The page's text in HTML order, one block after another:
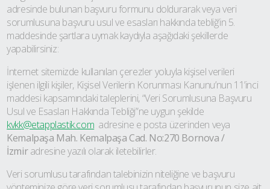
adresinde bulunan başvuru formunu doldurarak veya veri
sorumlusuna başvuru usul ve esasları hakkında tebliğ’in 5.
maddesinde şartlara uymak kaydıyla aşağıdaki şekillerde
yapabilirsiniz:
İnternet sitemizde kullanılan çerezler yoluyla kişisel verileri
işlenen ilgili kişiler, Kişisel Verilerin Korunması Kanunu’nun 11’inci
maddesi kapsamındaki taleplerini, “Veri Sorumlusuna Başvuru
Usul ve Esasları Hakkında Tebliği”ne uygun şekilde
kvkk@etapplastik.com adresine e posta üzerinden veya
Kemalpaşa Mah. Kemalpaşa Cad. No:270 Bornova /
İzmiradresine yazılı olarak iletebilirler.
Veri sorumlusu tarafından talebinizin niteliğine ve başvuru